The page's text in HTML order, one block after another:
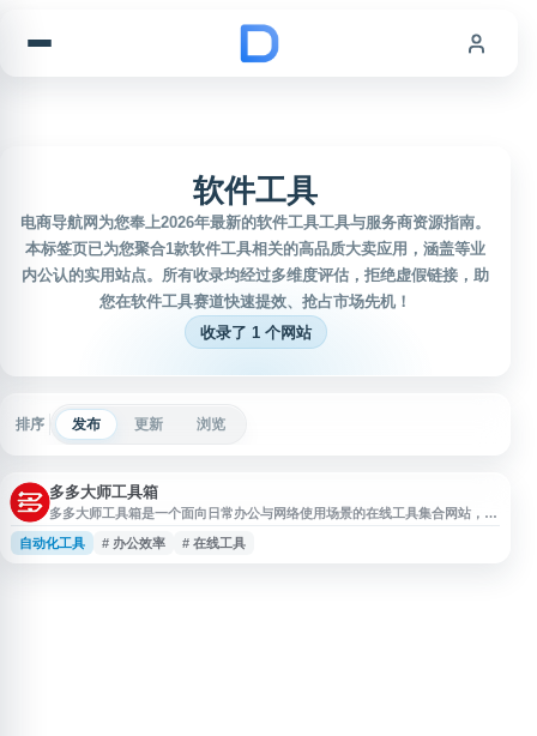
软件工具
电商导航网为您奉上2026年最新的软件工具工具与服务商资源指南。
本标签页已为您聚合1款软件工具相关的高品质大卖应用，涵盖等业
内公认的实用站点。所有收录均经过多维度评估，拒绝虚假链接，助
您在软件工具赛道快速提效、抢占市场先机！
收录了 1 个网站
排序 发布 更新 浏览
多多大师工具箱
多多大师工具箱是一个面向日常办公与网络使用场景的在线工具集合网站，提
供多类实用工具入口，便于用户快速查找和使用相关功能。网站适合需要进行
资料处理、效率辅助、常用查询或软件相关操作的用户访问，可作为个人和办
自动化工具 # 办公效率 # 在线工具